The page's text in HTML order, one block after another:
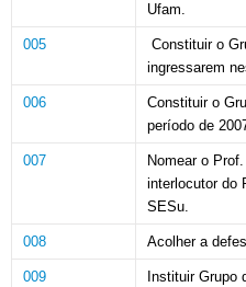
Ufam.
005 Constituir o
ingressarem
006 Constituir o
período de
007 Nomear o Prof.
interlocutor do
SESu.
008 Acolher a
009 Instituir Grupo